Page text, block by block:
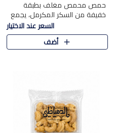
حمص محمص مغلف بطبقة
خفيفة من السكر المكرمل، يجمع
بين القرمشة المميزة والطعم
الشرقي الأصيل في واحدة من أشهر
حلويات الموسم.
السعر عند الاختيار
أضف